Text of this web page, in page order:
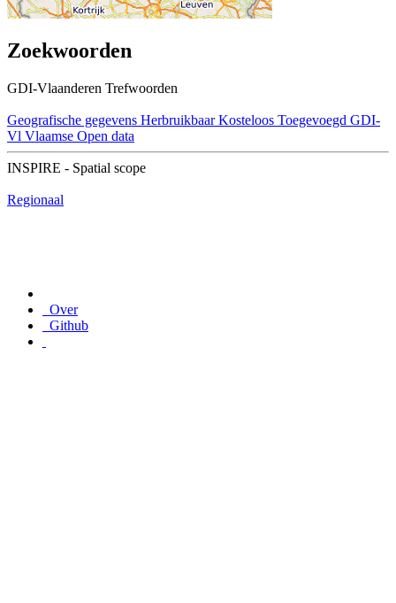
Zoekwoorden
GDI-Vlaanderen Trefwoorden
Geografische gegevens Herbruikbaar Kosteloos Toegevoegd GDI-
Vl Vlaamse Open data
INSPIRE - Spatial scope
Regionaal
Over
Github